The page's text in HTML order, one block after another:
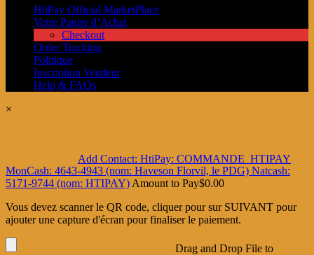
HtiPay Official MarketPlace
Votre Panier d’Achat
Checkout
Order Tracking
Politique
Inscription Vendeur
Help & FAQs
×
Add Contact: HtiPay: COMMANDE_HTIPAY
MonCash: 4643-4943 (nom: Haveson Florvil, le PDG) Natcash:
5171-9744 (nom: HTIPAY) Amount to Pay$0.00
Vous devez scanner le QR code, cliquer pour sur SUIVANT pour
ajouter une capture d'écran pour finaliser le paiement.
Drag and Drop File to